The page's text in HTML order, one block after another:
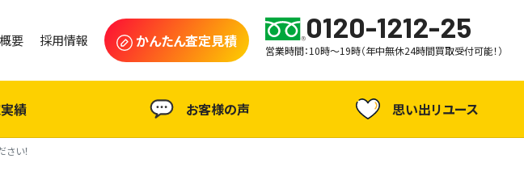
要 採用情報 かんたん査定見積 0120-1212-25
営業時間：10時～19時（年中無休24時間買取受付可能！）
績 お客様の声 思い出リユース
い！